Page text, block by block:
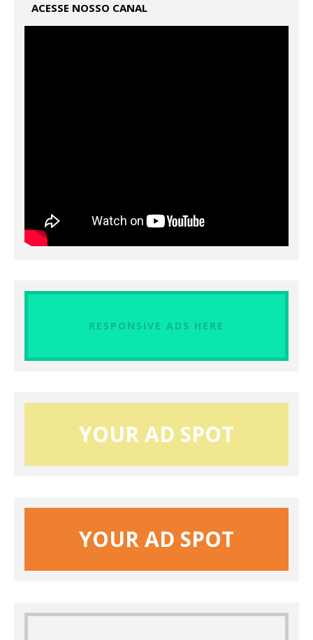
ACESSE NOSSO CANAL
RESPONSIVE ADS HERE
YOUR AD SPOT
YOUR AD SPOT